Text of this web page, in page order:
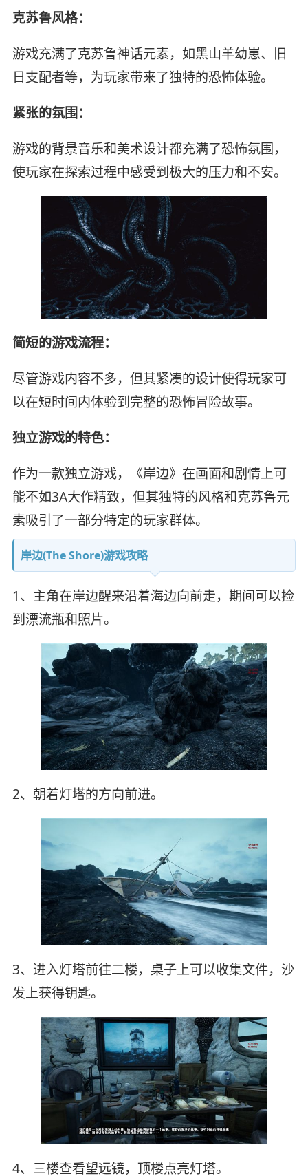
克苏鲁风格：
游戏充满了克苏鲁神话元素，如黑山羊幼崽、旧
日支配者等，为玩家带来了独特的恐怖体验。
紧张的氛围：
游戏的背景音乐和美术设计都充满了恐怖氛围，
使玩家在探索过程中感受到极大的压力和不安。
简短的游戏流程：
尽管游戏内容不多，但其紧凑的设计使得玩家可
以在短时间内体验到完整的恐怖冒险故事。
独立游戏的特色：
作为一款独立游戏，《岸边》在画面和剧情上可
能不如3A大作精致，但其独特的风格和克苏鲁元
素吸引了一部分特定的玩家群体。
岸边(The Shore)游戏攻略
1、主角在岸边醒来沿着海边向前走，期间可以捡
到漂流瓶和照片。
2、朝着灯塔的方向前进。
3、进入灯塔前往二楼，桌子上可以收集文件，沙
发上获得钥匙。
4、三楼查看望远镜，顶楼点亮灯塔。